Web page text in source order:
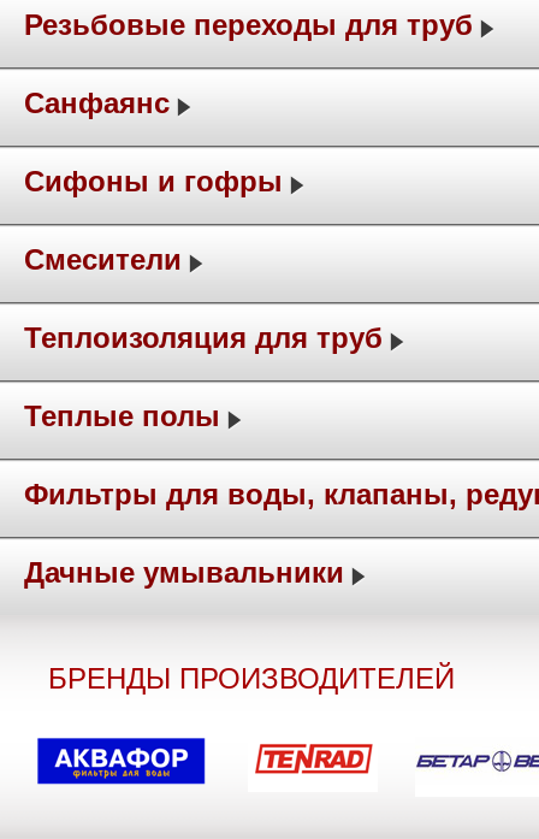
Резьбовые переходы для труб
Санфаянс
Сифоны и гофры
Смесители
Теплоизоляция для труб
Теплые полы
Фильтры для воды, клапаны,
Дачные умывальники
БРЕНДЫ ПРОИЗВОДИТЕЛЕЙ